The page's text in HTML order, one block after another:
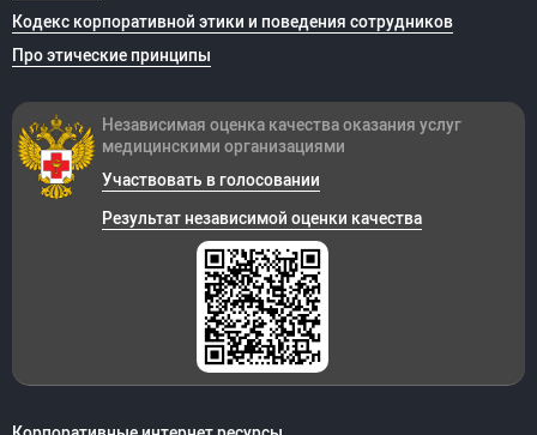
Кодекс корпоративной этики и поведения сотрудников
Про этические принципы
Независимая оценка качества оказания услуг
медицинскими организациями
Участвовать в голосовании
Результат независимой оценки качества